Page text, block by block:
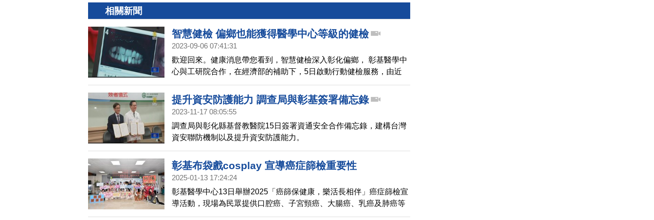
相關新聞
智慧健檢 偏鄉也能獲得醫學中心等級的健檢
2023-09-06 07:41:31
歡迎回來。健康消息帶您看到，智慧健檢深入彰化偏鄉， 彰基醫學中
心與工研院合作，在經濟部的補助下，5日啟動行動健檢服務，由近
20名醫護人員攜帶裝置，前進南彰化醫療資源較缺乏的三個鄉鎮，讓
民眾不用出遠門就能即時健檢。
提升資安防護能力 調查局與彰基簽署備忘錄
2023-11-17 08:05:55
調查局與彰化縣基督教醫院15日簽署資通安全合作備忘錄，建構台灣
資安聯防機制以及提升資安防護能力。
彰基布袋戲cosplay 宣導癌症篩檢重要性
2025-01-13 17:24:24
彰基醫學中心13日舉辦2025「癌篩保健康，樂活長相伴」癌症篩檢宣
導活動，現場為民眾提供口腔癌、子宮頸癌、大腸癌、乳癌及肺癌等
癌症篩檢服務；彰化縣衛生局局長葉彥伯、彰基副院長張東浩醫師、